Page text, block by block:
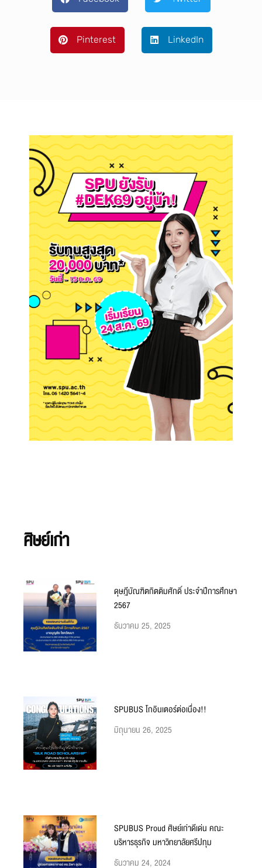
Pinterest LinkedIn
ศิษย์เก่า
ดุษฎีบัณฑิตกิตติมศักดิ์ ประจำปีการศึกษา
2567
ธันวาคม 25, 2025
SPUBUS โกอินเตอร์ต่อเนื่อง!!
มิถุนายน 26, 2025
SPUBUS Proud ศิษย์เก่าดีเด่น คณะ
บริหารธุรกิจ มหาวิทยาลัยศรีปทุม
ธันวาคม 24, 2024